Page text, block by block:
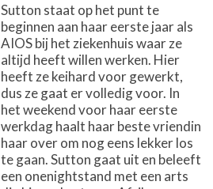
Sutton staat op het punt te
beginnen aan haar eerste jaar als
AIOS bij het ziekenhuis waar ze
altijd heeft willen werken. Hier
heeft ze keihard voor gewerkt,
dus ze gaat er volledig voor. In
het weekend voor haar eerste
werkdag haalt haar beste vriendin
haar over om nog eens lekker los
te gaan. Sutton gaat uit en beleeft
een onenightstand met een arts